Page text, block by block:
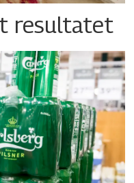
resultatet